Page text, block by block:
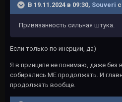
В 19.11.2024 в 09:30, Souveri
Привязанность сильная штука.
Если только по инерции, да)
Я в принципе не понимаю, даже без
собирались ME продолжать. И
продолжать вообще.